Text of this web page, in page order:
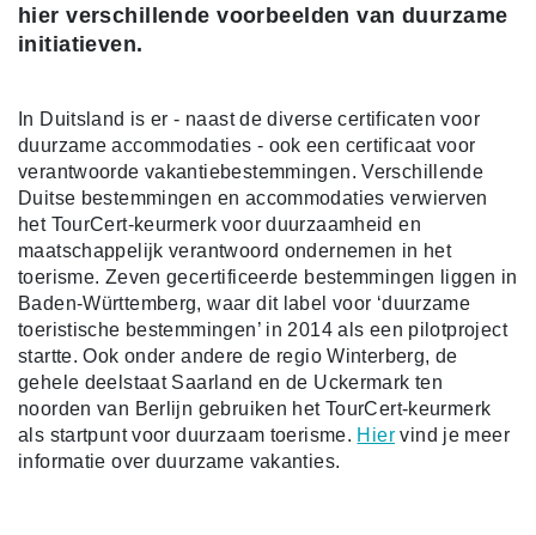
hier verschillende voorbeelden van duurzame
initiatieven.
In Duitsland is er - naast de diverse certificaten voor
duurzame accommodaties - ook een certificaat voor
verantwoorde vakantiebestemmingen. Verschillende
Duitse bestemmingen en accommodaties verwierven
het TourCert-keurmerk voor duurzaamheid en
maatschappelijk verantwoord ondernemen in het
toerisme. Zeven gecertificeerde bestemmingen liggen in
Baden-Württemberg, waar dit label voor ‘duurzame
toeristische bestemmingen’ in 2014 als een pilotproject
startte. Ook onder andere de regio Winterberg, de
gehele deelstaat Saarland en de Uckermark ten
noorden van Berlijn gebruiken het TourCert-keurmerk
als startpunt voor duurzaam toerisme. Hiervind je meer
informatie over duurzame vakanties.